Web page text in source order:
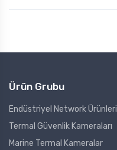
Ürün Grubu
Endüstriyel Network Ürünleri
Termal Güvenlik Kameraları
Marine Termal Kameralar